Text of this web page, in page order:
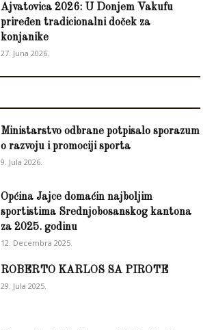
Ajvatovica 2026: U Donjem Vakufu
priređen tradicionalni doček za
konjanike
27. Juna 2026.
Ministarstvo odbrane potpisalo sporazum
o razvoju i promociji sporta
9. Jula 2026.
Općina Jajce domaćin najboljim
sportistima Srednjobosanskog kantona
za 2025. godinu
12. Decembra 2025.
ROBERTO KARLOS SA PIROTE
29. Jula 2025.